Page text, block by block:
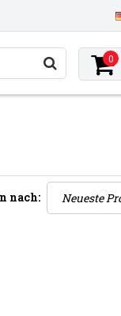
0
nach: